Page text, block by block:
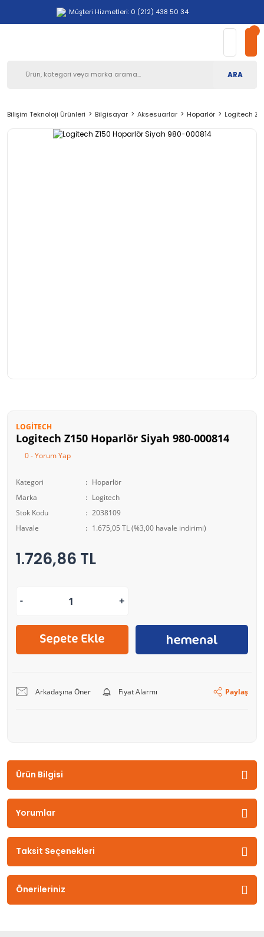
Müşteri Hizmetleri: 0 (212) 438 50 34
ARA
Bilişim Teknoloji Ürünleri Bilgisayar Aksesuarlar Hoparlör Logitech
LOGITECH
Logitech Z150 Hoparlör Siyah 980-000814
0 - Yorum Yap
Kategori
Hoparlör
Marka
Logitech
Stok Kodu
2038109
Havale
1.675,05 TL (%3,00 havale indirimi)
1.726,86 TL
Arkadaşına Öner Fiyat Alarmı Paylaş
Ürün Bilgisi
Yorumlar
Taksit Seçenekleri
Önerileriniz